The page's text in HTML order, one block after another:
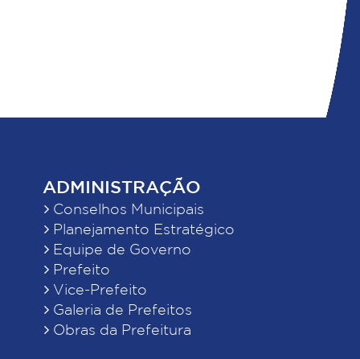
ADMINISTRAÇÃO
Conselhos Municipais
Planejamento Estratégico
Equipe de Governo
Prefeito
Vice-Prefeito
Galeria de Prefeitos
Obras da Prefeitura